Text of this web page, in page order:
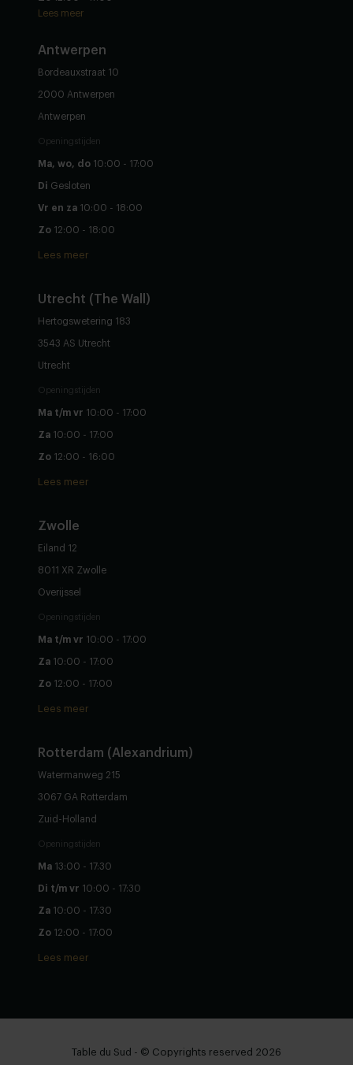
Lees meer
Antwerpen
Bordeauxstraat 10
2000 Antwerpen
Antwerpen
Openingstijden
Ma, wo, do 10:00 - 17:00
Di Gesloten
Vr en za 10:00 - 18:00
Zo 12:00 - 18:00
Lees meer
Utrecht (The Wall)
Hertogswetering 183
3543 AS Utrecht
Utrecht
Openingstijden
Ma t/m vr 10:00 - 17:00
Za 10:00 - 17:00
Zo 12:00 - 16:00
Lees meer
Zwolle
Eiland 12
8011 XR Zwolle
Overijssel
Openingstijden
Ma t/m vr 10:00 - 17:00
Za 10:00 - 17:00
Zo 12:00 - 17:00
Lees meer
Rotterdam (Alexandrium)
Watermanweg 215
3067 GA Rotterdam
Zuid-Holland
Openingstijden
Ma 13:00 - 17:30
Di t/m vr 10:00 - 17:30
Za 10:00 - 17:30
Zo 12:00 - 17:00
Lees meer
Table du Sud - © Copyrights reserved 2026